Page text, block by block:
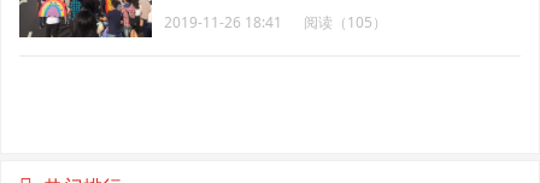
2019-11-26 18:41 阅读（105）